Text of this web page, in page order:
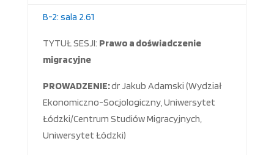
B-2: sala 2.61
TYTUŁ SESJI: Prawo a doświadczenie
migracyjne
PROWADZENIE:dr Jakub Adamski (Wydział
Ekonomiczno-Socjologiczny, Uniwersytet
Łódzki/Centrum Studiów Migracyjnych,
Uniwersytet Łódzki)